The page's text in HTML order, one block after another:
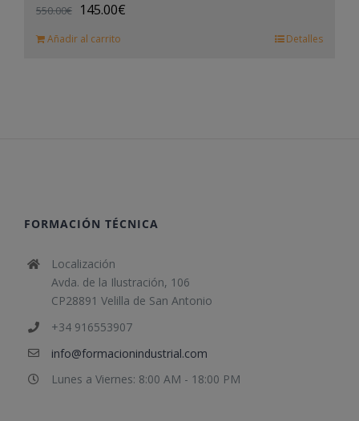
550.00€ 145.00€
Añadir al carrito Detalles
FORMACIÓN TÉCNICA
Localización
Avda. de la Ilustración, 106
CP28891 Velilla de San Antonio
+34 916553907
info@formacionindustrial.com
Lunes a Viernes: 8:00 AM - 18:00 PM